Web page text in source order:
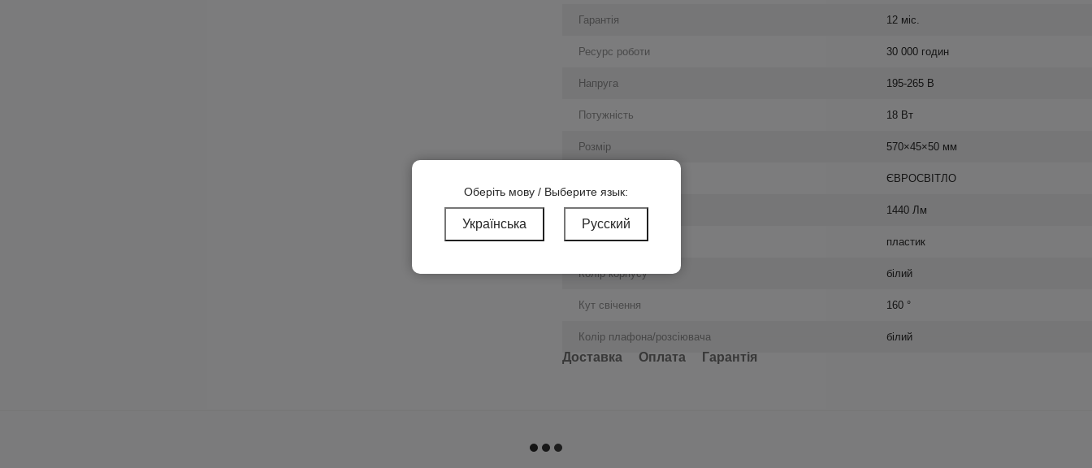
Гарантія 12 міс.
Ресурс роботи 30 000 годин
Напруга 195-265 В
Потужність 18 Вт
Розмір 570×45×50 мм
ЄВРОСВІТЛО
Яскравість 1440 Лм
Матеріал корпусу пластик
Колір корпусу білий
Кут свічення 160 °
Колір плафона/розсіювача білий
Доставка Оплата Гарантія
Оберіть мову / Выберите язык:
Українська Русский